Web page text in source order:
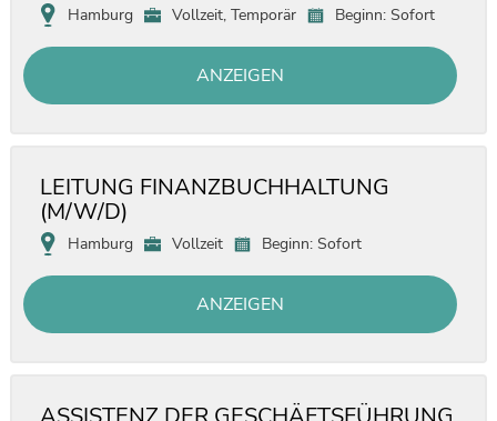
Hamburg Vollzeit, Temporär Beginn: Sofort
ANZEIGEN
LEITUNG FINANZBUCHHALTUNG
(M/W/D)
Hamburg Vollzeit Beginn: Sofort
ANZEIGEN